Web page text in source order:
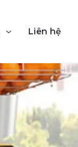
Liên hệ